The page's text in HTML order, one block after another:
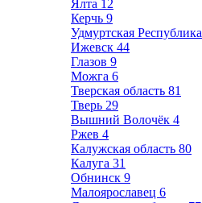
Ялта 12
Керчь 9
Удмуртская Республика
Ижевск 44
Глазов 9
Можга 6
Тверская область 81
Тверь 29
Вышний Волочёк 4
Ржев 4
Калужская область 80
Калуга 31
Обнинск 9
Малоярославец 6